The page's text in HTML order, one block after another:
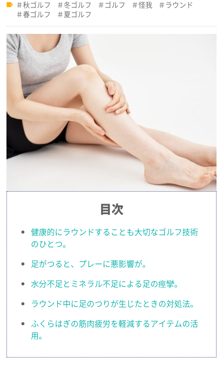
秋ゴルフ 冬ゴルフ ゴルフ 怪我
ラウンド
春ゴルフ
夏ゴルフ
目次
健康的にラウンドすることも大切なゴルフ技術
のひとつ。
足がつると、プレーに悪影響が。
水分不足とミネラル不足による足の痙攣。
ラウンド中に足のつりが生じたときの対処法。
ふくらはぎの筋肉疲労を軽減するアイテムの活
用。